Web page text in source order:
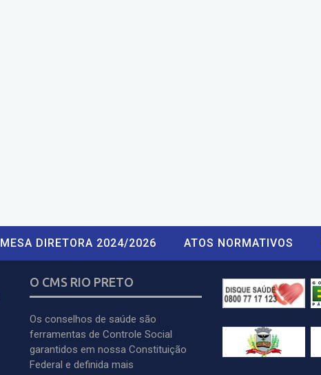
MESA DIRETORA 2024/2026 ATOS NORMATIVOS
O CMS RIO PRETO
Os conselhos de saúde são
ferramentas de Controle Social
garantidos em nossa Constituição
Federal e definida mais